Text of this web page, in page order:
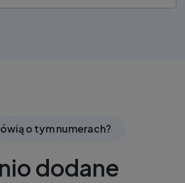
o tym numerach?
dodane